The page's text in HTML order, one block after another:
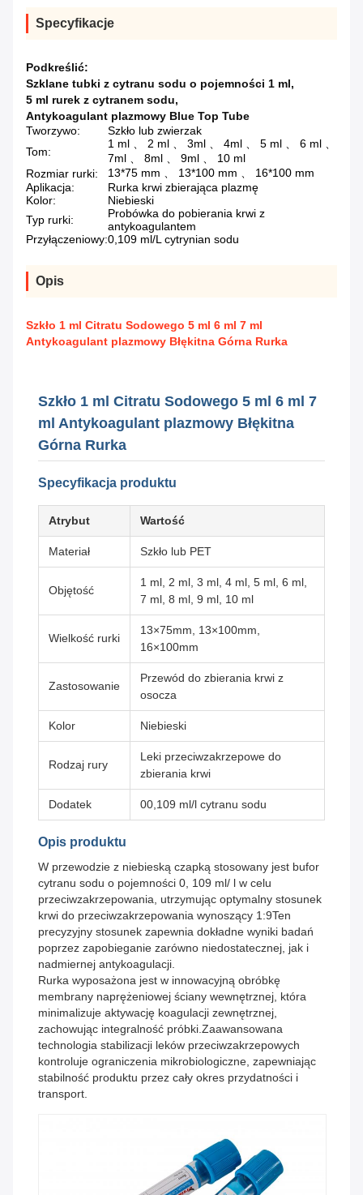
Specyfikacje
Podkreślić:
Szklane tubki z cytranu sodu o pojemności 1 ml,
5 ml rurek z cytranem sodu,
Antykoagulant plazmowy Blue Top Tube
Tworzywo:
Szkło lub zwierzak
Tom:
1 ml 、 2 ml 、 3ml 、 4ml 、 5 ml 、 6 ml 、
7ml 、 8ml 、 9ml 、 10 ml
Rozmiar rurki:
13*75 mm 、 13*100 mm 、 16*100 mm
Aplikacja:
Rurka krwi zbierająca plazmę
Kolor:
Niebieski
Typ rurki:
Probówka do pobierania krwi z
antykoagulantem
Przyłączeniowy:0,109 ml/L cytrynian sodu
Opis
Szkło 1 ml Citratu Sodowego 5 ml 6 ml 7 ml
Antykoagulant plazmowy Błękitna Górna Rurka
Szkło 1 ml Citratu Sodowego 5 ml 6 ml 7
ml Antykoagulant plazmowy Błękitna
Górna Rurka
Specyfikacja produktu
Atrybut Wartość
Materiał Szkło lub PET
Objętość
1 ml, 2 ml, 3 ml, 4 ml, 5 ml, 6 ml,
7 ml, 8 ml, 9 ml, 10 ml
Wielkość rurki
13×75mm, 13×100mm,
16×100mm
Zastosowanie
Przewód do zbierania krwi z
osocza
Kolor Niebieski
Rodzaj rury
Leki przeciwzakrzepowe do
zbierania krwi
Dodatek 00,109 ml/l cytranu sodu
Opis produktu
W przewodzie z niebieską czapką stosowany jest bufor
cytranu sodu o pojemności 0, 109 ml/ l w celu
przeciwzakrzepowania, utrzymując optymalny stosunek
krwi do przeciwzakrzepowania wynoszący 1:9Ten
precyzyjny stosunek zapewnia dokładne wyniki badań
poprzez zapobieganie zarówno niedostatecznej, jak i
nadmiernej antykoagulacji.
Rurka wyposażona jest w innowacyjną obróbkę
membrany naprężeniowej ściany wewnętrznej, która
minimalizuje aktywację koagulacji zewnętrznej,
zachowując integralność próbki.Zaawansowana
technologia stabilizacji leków przeciwzakrzepowych
kontroluje ograniczenia mikrobiologiczne, zapewniając
stabilność produktu przez cały okres przydatności i
transport.